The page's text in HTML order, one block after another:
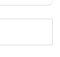
ザー名とパ
ログインが
す。既存ユ